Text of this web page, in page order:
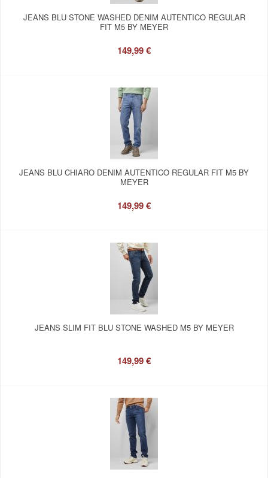
JEANS BLU STONE WASHED DENIM AUTENTICO REGULAR
FIT M5 BY MEYER
149,99 €
JEANS BLU CHIARO DENIM AUTENTICO REGULAR FIT M5 BY
MEYER
149,99 €
JEANS SLIM FIT BLU STONE WASHED M5 BY MEYER
149,99 €